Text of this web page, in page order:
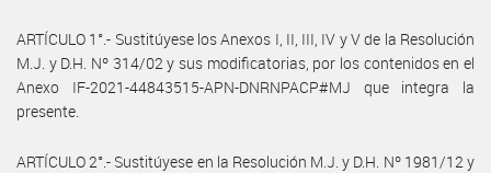
ARTÍCULO 1°.- Sustitúyese los Anexos I, II, III, IV y V de la Resolución
M.J. y D.H. Nº 314/02 y sus modificatorias, por los contenidos en el
Anexo IF-2021-44843515-APN-DNRNPACP#MJ que integra la
presente.
ARTÍCULO 2°.- Sustitúyese en la Resolución M.J. y D.H. Nº 1981/12 y